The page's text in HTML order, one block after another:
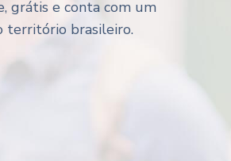
grátis e conta com um
território brasileiro.